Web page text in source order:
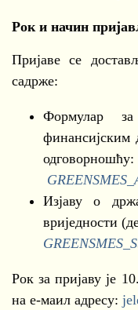
Рок и начин
Пријаве се
садрже:
Формулар
финансијским
Изјаву о
вриједности
Рок за пријаву је
на е-маил адресу: